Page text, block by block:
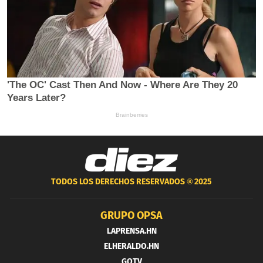
TODOS LOS DERECHOS RESERVADOS ®2025
GRUPO OPSA
LAPRENSA.HN
ELHERALDO.HN